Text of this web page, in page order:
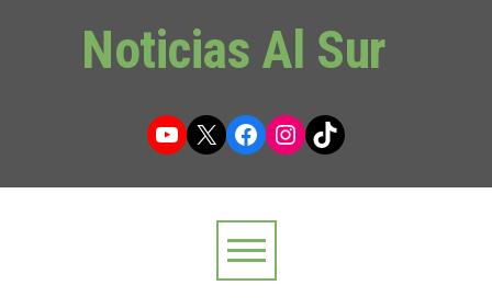
Noticias Al Sur
YouTube
X Facebook
Instagram
TikTok